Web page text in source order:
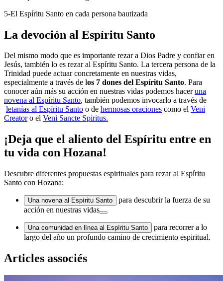
5-El Espíritu Santo en cada persona bautizada
La devoción al Espíritu Santo
Del mismo modo que es importante rezar a Dios Padre y confiar en
Jesús, también lo es rezar al Espíritu Santo. La tercera persona de la
Trinidad puede actuar concretamente en nuestras vidas,
especialmente a través de los 7 dones del Espíritu Santo. Para
conocer aún más su acción en nuestras vidas podemos haceruna
novena al Espíritu Santo, también podemos invocarlo a través de
letanías al Espíritu Santo o de hermosas oraciones como el Veni
Creatoro el Veni Sancte Spiritus.
¡Deja que el aliento del Espíritu entre en
tu vida con Hozana!
Descubre diferentes propuestas espirituales para rezar al Espíritu
Santo con Hozana:
Una novena al Espíritu Santo
para descubrir la fuerza de su
acción en nuestras vidas
Una comunidad en línea al Espíritu Santo
para recorrer a lo
largo del año un profundo camino de crecimiento espiritual.
Articles associés